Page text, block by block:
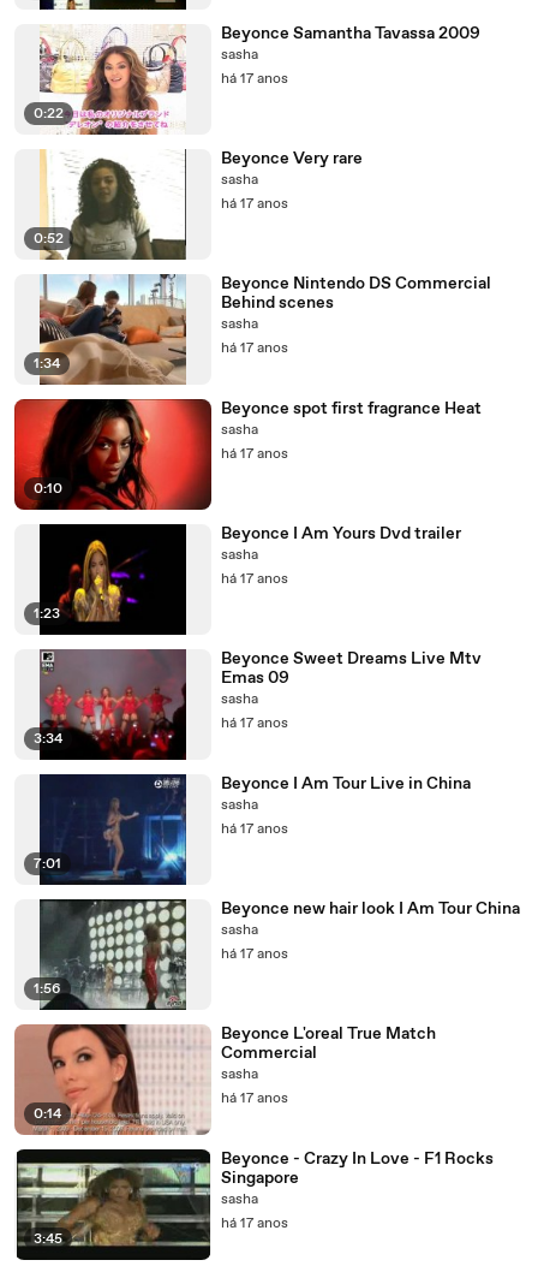
0:22
Beyonce Samantha Tavassa 2009
sasha
há 17 anos
0:52
Beyonce Very rare
sasha
há 17 anos
1:34
Beyonce Nintendo DS Commercial
Behind scenes
sasha
há 17 anos
0:10
Beyonce spot first fragrance Heat
sasha
há 17 anos
1:23
Beyonce I Am Yours Dvd trailer
sasha
há 17 anos
3:34
Beyonce Sweet Dreams Live Mtv
Emas 09
sasha
há 17 anos
7:01
Beyonce I Am Tour Live in China
sasha
há 17 anos
1:56
Beyonce new hair look I Am Tour China
sasha
há 17 anos
0:14
Beyonce L'oreal True Match
Commercial
sasha
há 17 anos
3:45
Beyonce - Crazy In Love - F1 Rocks
Singapore
sasha
há 17 anos